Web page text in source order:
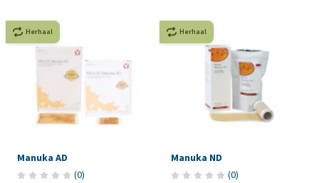
Herhaal
Manuka AD
(0)
Herhaal
Manuka ND
(0)